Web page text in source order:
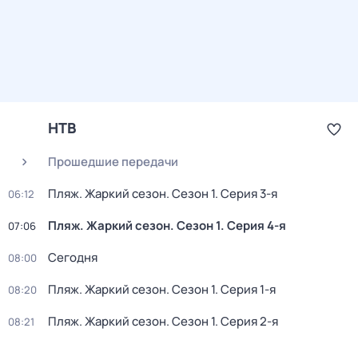
НТВ
Прошедшие передачи
06:12 Пляж. Жаркий сезон. Сезон 1. Серия 3-я
07:06 Пляж. Жаркий сезон. Сезон 1. Серия 4-я
08:00 Сегодня
08:20 Пляж. Жаркий сезон. Сезон 1. Серия 1-я
08:21 Пляж. Жаркий сезон. Сезон 1. Серия 2-я